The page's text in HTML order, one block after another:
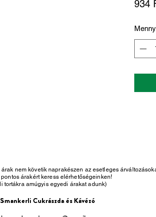
934
nem követik naprakészen az esetleges
árakért keress elérhetőségeinken!
tortákra amúgyis egyedi árakat adunk)
Smankerli Cukrászda és Kávézó